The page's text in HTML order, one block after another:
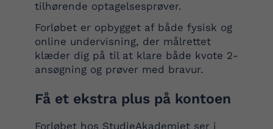
tilhørende optagelsesprøver.
Forløbet er opbygget af både fysisk og
online undervisning, der målrettet
klæder dig på til at klare både kvote 2-
ansøgning og prøver med bravur.
Få et ekstra plus på kontoen
Forløbet hos StudieAkademiet ser i